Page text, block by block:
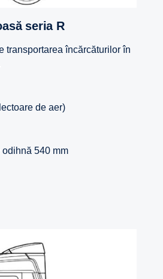
seria R
transportarea încărcăturilor în
de aer)
540 mm